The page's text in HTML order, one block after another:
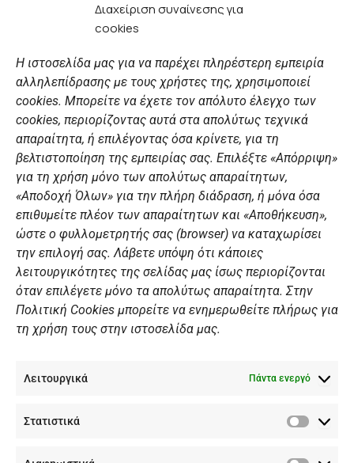
Διαχείριση συναίνεσης για
cookies
Η ιστοσελίδα μας για να παρέχει πληρέστερη εμπειρία
αλληλεπίδρασης με τους χρήστες της, χρησιμοποιεί
cookies. Μπορείτε να έχετε τον απόλυτο έλεγχο των
cookies, περιορίζοντας αυτά στα απολύτως τεχνικά
απαραίτητα, ή επιλέγοντας όσα κρίνετε, για τη
βελτιστοποίηση της εμπειρίας σας. Επιλέξτε «Απόρριψη»
για τη χρήση μόνο των απολύτως απαραίτητων,
«Αποδοχή Όλων» για την πλήρη διάδραση, ή μόνα όσα
επιθυμείτε πλέον των απαραίτητων και «Αποθήκευση»,
ώστε ο φυλλομετρητής σας (browser) να καταχωρίσει
την επιλογή σας. Λάβετε υπόψη ότι κάποιες
λειτουργικότητες της σελίδας μας ίσως περιορίζονται
όταν επιλέγετε μόνο τα απολύτως απαραίτητα. Στην
Πολιτική Cookies μπορείτε να ενημερωθείτε πλήρως για
τη χρήση τους στην ιστοσελίδα μας.
Λειτουργικά Πάντα ενεργό
Στατιστικά
F
a
e
b
o
o
k
t
a
g
r
a
m
t
u
b
e
n
k
e
d
i
n
ΣΎΝΔΕΣΜΟΙ
Αθλητικές σχολές
Διάπλους
Χορηγοί
Summer Camp
ΠΡΟΣΩΠΙΚΑ ΔΕΔΟΜΕΝΑ
Πολιτική Ιστοσελίδας
Πολιτική Cookies Iστοσελίδας
Γενική Πολιτική ΝΟΒ
Ενημέρωση Summer Camp
ΕΠΙΚΟΙΝΩΝΊΑ